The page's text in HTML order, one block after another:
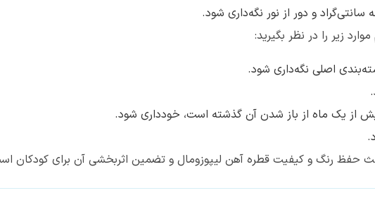
زیر را در نظر بگیرید:
اصلی نگه‌داری شود.
از یک ماه از باز شدن آن گذشته است، خودداری شود.
حفظ رنگ و کیفیت قطره آهن لیپوزومال و تضمین اثربخشی آن برای کودکان